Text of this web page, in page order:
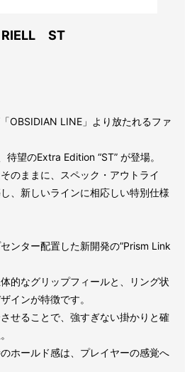
RIELL ST
OBSIDIAN LINE」より放たれるファ
待望のExtra Edition “ST” が登場。
のままに、スペック・アウトライ
、新しいラインに相応しい特別仕様
ンター配置した新開発の”Prism Link
的なグリップフィールと、リング状
インが特徴です。
せることで、強すぎない掛かりと確
ホールド感は、プレイヤーの感覚へ